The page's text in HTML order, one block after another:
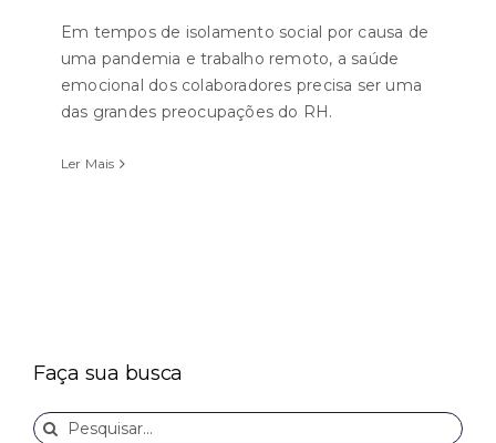
Em tempos de isolamento social por causa de
uma pandemia e trabalho remoto, a saúde
emocional dos colaboradores precisa ser uma
das grandes preocupações do RH.
Ler Mais
Faça sua busca
Buscar